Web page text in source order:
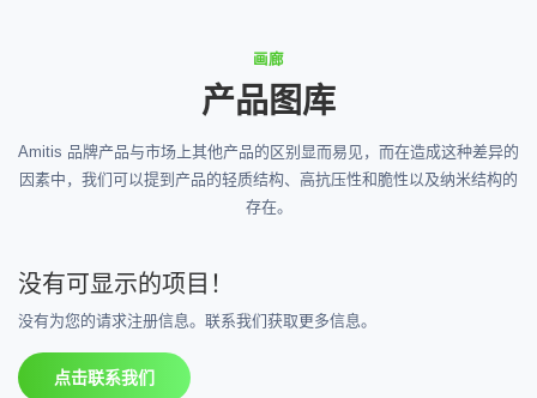
画廊
产品图库
Amitis 品牌产品与市场上其他产品的区别显而易见，而在造成这种差异的
因素中，我们可以提到产品的轻质结构、高抗压性和脆性以及纳米结构的
存在。
没有可显示的项目！
没有为您的请求注册信息。联系我们获取更多信息。
点击联系我们